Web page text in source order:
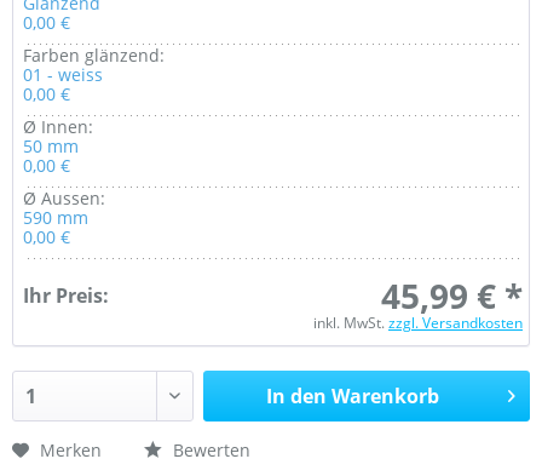
0,00 €
Farben glänzend:
01 - weiss
0,00 €
Ø Innen:
50 mm
0,00 €
Ø Aussen:
590 mm
0,00 €
Ihr Preis: 45,99 € *
inkl. MwSt.zzgl. Versandkosten
In den Warenkorb
Merken Bewerten